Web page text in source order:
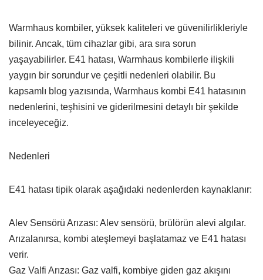
Warmhaus kombiler, yüksek kaliteleri ve güvenilirlikleriyle
bilinir. Ancak, tüm cihazlar gibi, ara sıra sorun
yaşayabilirler. E41 hatası, Warmhaus kombilerle ilişkili
yaygın bir sorundur ve çeşitli nedenleri olabilir. Bu
kapsamlı blog yazısında, Warmhaus kombi E41 hatasının
nedenlerini, teşhisini ve giderilmesini detaylı bir şekilde
inceleyeceğiz.
Nedenleri
E41 hatası tipik olarak aşağıdaki nedenlerden kaynaklanır:
Alev Sensörü Arızası: Alev sensörü, brülörün alevi algılar.
Arızalanırsa, kombi ateşlemeyi başlatamaz ve E41 hatası
verir.
Gaz Valfi Arızası: Gaz valfi, kombiye giden gaz akışını